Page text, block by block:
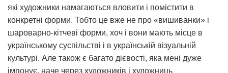
які художники намагаються вловити і помістити в
конкретні форми. Тобто це вже не про «вишиванки» і
шароварно-кітчеві форми, хоч і вони мають місце в
українському суспільстві і в українській візуальній
культурі. Але також є багато дієвості, яка мені дуже
імпонує, наче через художників і художниць